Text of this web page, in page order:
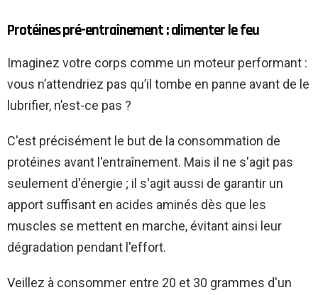
Protéines pré-entraînement : alimenter le feu
Imaginez votre corps comme un moteur performant :
vous n’attendriez pas qu’il tombe en panne avant de le
lubrifier, n’est-ce pas ?
C'est précisément le but de la consommation de
protéines avant l'entraînement. Mais il ne s'agit pas
seulement d'énergie ; il s'agit aussi de garantir un
apport suffisant en acides aminés dès que les
muscles se mettent en marche, évitant ainsi leur
dégradation pendant l'effort.
Veillez à consommer entre 20 et 30 grammes d'un